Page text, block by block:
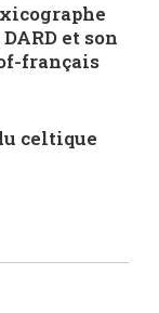
et son
français
celtique